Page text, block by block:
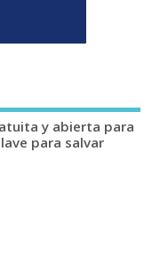
y abierta para
para salvar